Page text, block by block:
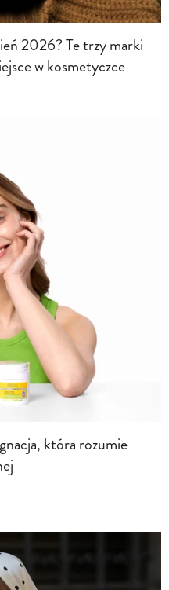
2026? Te trzy marki
w kosmetyczce
która rozumie